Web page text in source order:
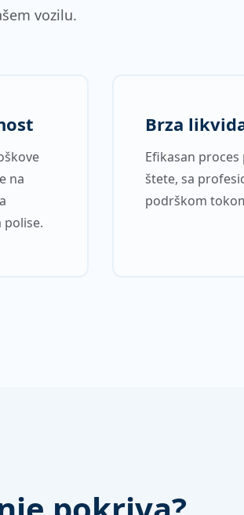
vozilu.
na
Brza
Efikasan
štete, sa
podrškom